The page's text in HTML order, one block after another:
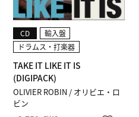
OLIVIER ROBIN / オリビエ・ロ
ビン
TAKE IT LIKE IT IS
(DIGIPACK)
CD
輸入盤
ドラムス・打楽器